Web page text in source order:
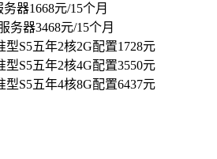
器1668元/15个月
务器3468元/15个月
S5五年2核2G配置1728元
S5五年2核4G配置3550元
S5五年4核8G配置6437元